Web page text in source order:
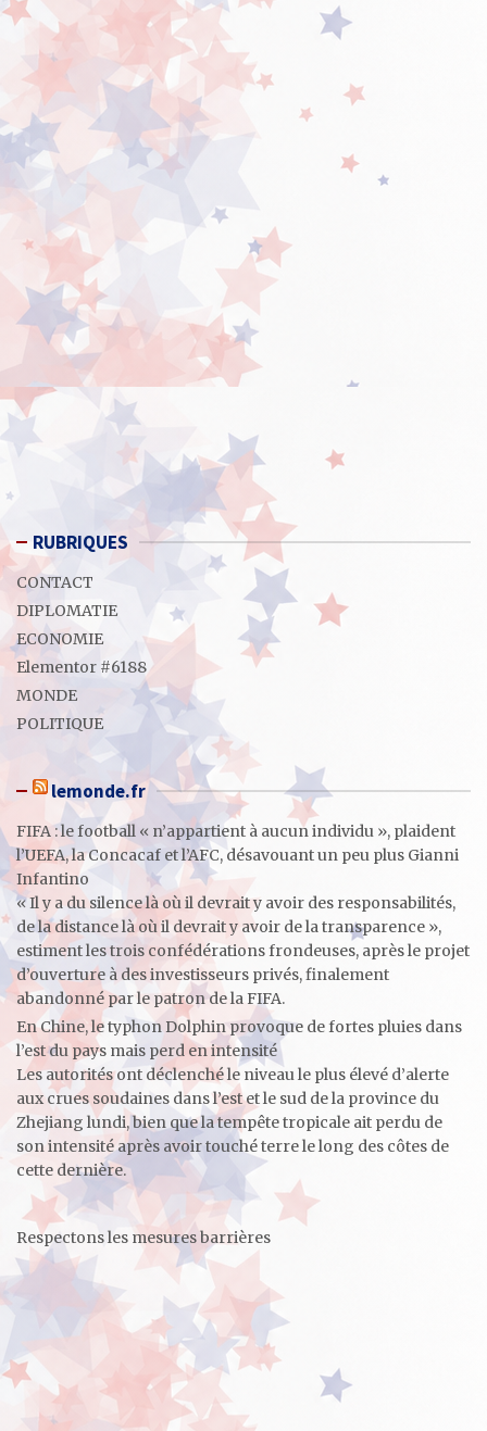
RUBRIQUES
CONTACT
DIPLOMATIE
ECONOMIE
Elementor #6188
MONDE
POLITIQUE
lemonde.fr
FIFA : le football « n’appartient à aucun individu », plaident
l’UEFA, la Concacaf et l’AFC, désavouant un peu plus Gianni
Infantino
« Il y a du silence là où il devrait y avoir des responsabilités,
de la distance là où il devrait y avoir de la transparence »,
estiment les trois confédérations frondeuses, après le projet
d’ouverture à des investisseurs privés, finalement
abandonné par le patron de la FIFA.
En Chine, le typhon Dolphin provoque de fortes pluies dans
l’est du pays mais perd en intensité
Les autorités ont déclenché le niveau le plus élevé d’alerte
aux crues soudaines dans l’est et le sud de la province du
Zhejiang lundi, bien que la tempête tropicale ait perdu de
son intensité après avoir touché terre le long des côtes de
cette dernière.
Respectons les mesures barrières